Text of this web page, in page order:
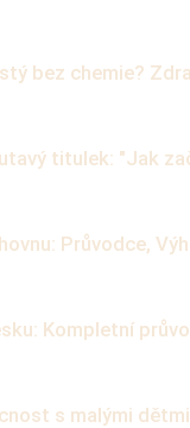
bez chemie?
titulek: "Jak
Průvodce,
Kompletní
s malými